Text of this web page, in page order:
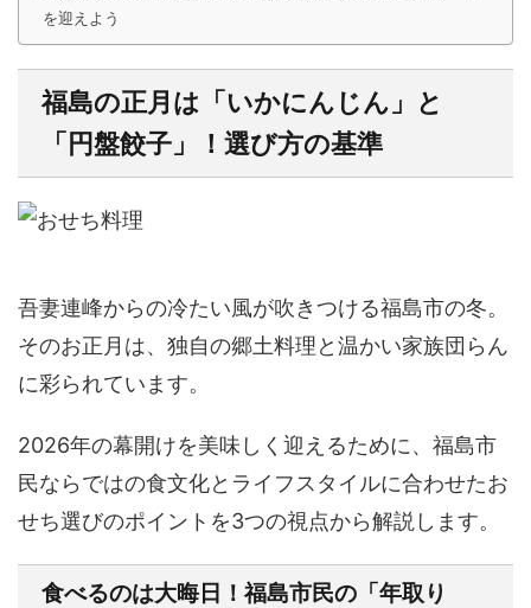
を迎えよう
福島の正月は「いかにんじん」と
「円盤餃子」！選び方の基準
吾妻連峰からの冷たい風が吹きつける福島市の冬。
そのお正月は、独自の郷土料理と温かい家族団らん
に彩られています。
2026年の幕開けを美味しく迎えるために、 福島市
民ならではの食文化とライフスタイルに合わせたお
せち選びのポイント を3つの視点から解説します。
食べるのは大晦日！福島市民の「年取り